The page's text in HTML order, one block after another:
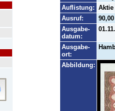
Auflistung: Aktie
Ausruf:
Ausgabe-
datum:
Ausgabe-
ort:
Abbildung: